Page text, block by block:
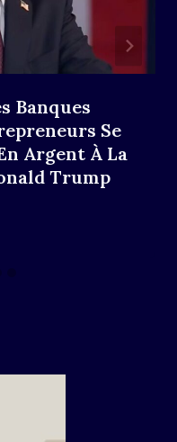
Banques
Se
Argent À La
Trump